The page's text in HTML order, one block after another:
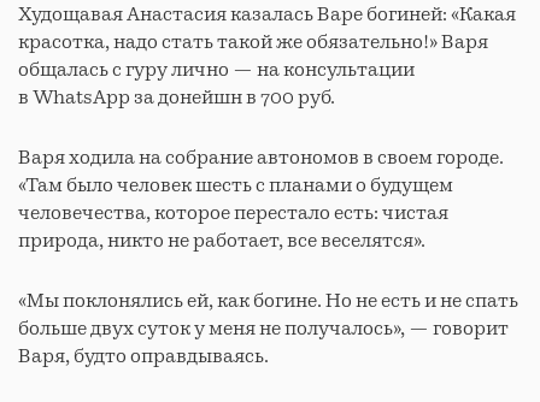
Худощавая Анастасия казалась Варе богиней: «Какая
красотка, надо стать такой же обязательно!» Варя
общалась с гуру лично — на консультации
в WhatsApp за донейшн в 700 руб.
Варя ходила на собрание автономов в своем городе.
«Там было человек шесть с планами о будущем
человечества, которое перестало есть: чистая
природа, никто не работает, все веселятся».
«Мы поклонялись ей, как богине. Но не есть и не спать
больше двух суток у меня не получалось», — говорит
Варя, будто оправдываясь.